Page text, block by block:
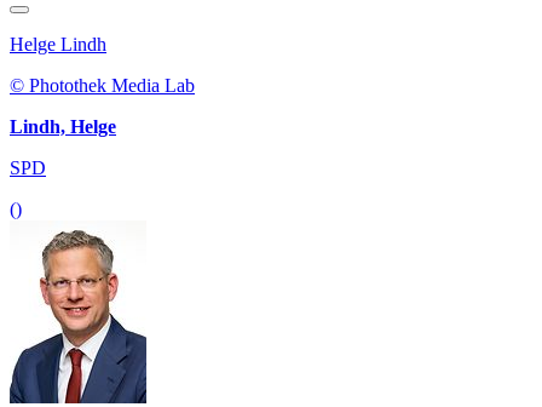
Helge Lindh
© Photothek Media Lab
Lindh, Helge
SPD
()